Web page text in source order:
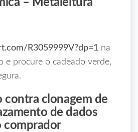
– Metaleitura
R3059999V?dp=1 na
e procure o cadeado verde,
contra clonagem de
de dados
comprador